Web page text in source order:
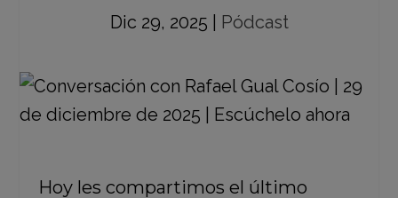
Dic 29, 2025
Pódcast
Hoy les compartimos el último